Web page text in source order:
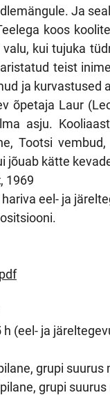
Ja
koos
kui tujuka
teist
ja kurvastused
õpetaja Laur
asju.
Tootsi
jõuab kätte
, 1969
eel- ja
h (eel- ja
grupi
grupi